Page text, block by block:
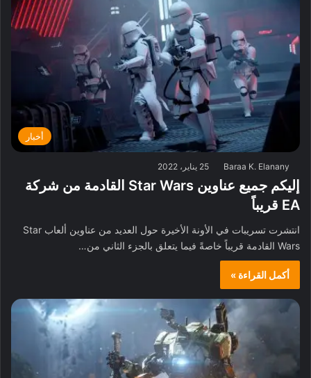
أخبار
Baraa K. Elanany 25 يناير، 2022
إليكم جميع عناوين Star Wars القادمة من شركة
EA قريباً
انتشرت تسريبات في الأونة الأخيرة حول العديد من عناوين ألعاب Star
Wars القادمة قريباً خاصةً فيما يتعلق بالجزء الثاني من…
أكمل القراءة »